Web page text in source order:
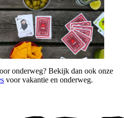
onderweg? Bekijk dan ook onze
voor vakantie en onderweg.